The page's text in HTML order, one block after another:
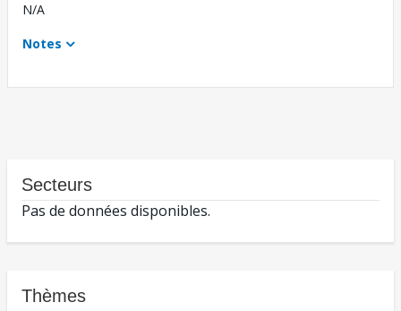
N/A
Notes
Secteurs
Pas de données disponibles.
Thèmes